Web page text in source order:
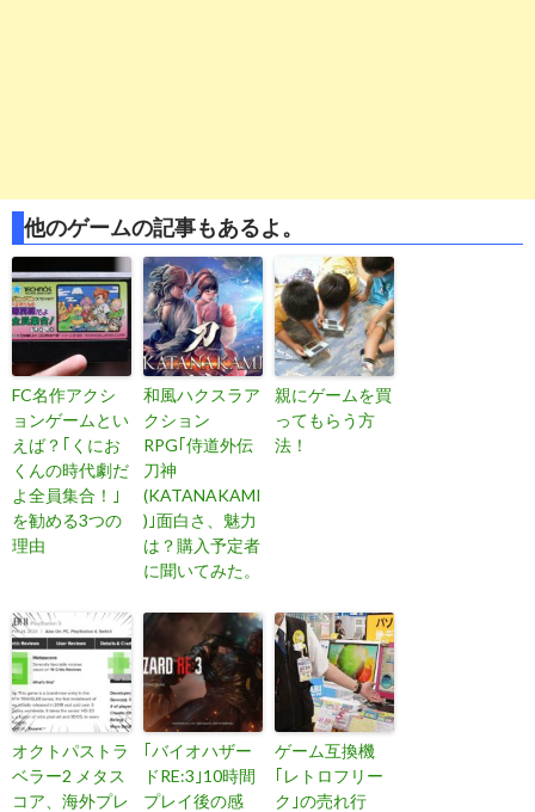
他のゲームの記事もあるよ。
FC名作アクシ
ョンゲームとい
えば？｢くにお
くんの時代劇だ
よ全員集合！｣
を勧める3つの
理由
和風ハクスラア
クション
RPG｢侍道外伝
刀神
(KATANAKAMI
)｣面白さ、魅力
は？購入予定者
に聞いてみた。
親にゲームを買
ってもらう方
法！
オクトパストラ
ベラー2 メタス
コア、海外プレ
｢バイオハザー
ドRE:3｣10時間
プレイ後の感
ゲーム互換機
｢レトロフリー
ク｣の売れ行